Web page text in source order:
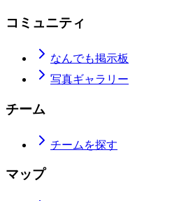
コミュニティ
なんでも掲示板
写真ギャラリー
チーム
チームを探す
マップ